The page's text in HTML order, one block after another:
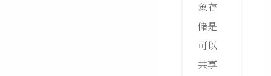
象存
储是
可以
共享